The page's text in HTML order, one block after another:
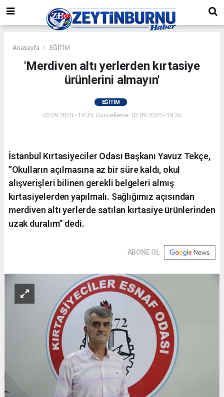
Anasayfa EĞİTİM
'Merdiven altı yerlerden kırtasiye
ürünlerini almayın'
EĞİTİM
03.09.2020 - 19:35, Güncelleme: 03.09.2020 - 19:35
İstanbul Kırtasiyeciler Odası Başkanı Yavuz Tekçe,
’’Okulların açılmasına az bir süre kaldı, okul
alışverişleri bilinen gerekli belgeleri almış
kırtasiyelerden yapılmalı. Sağlığımız açısından
merdiven altı yerlerde satılan kırtasiye ürünlerinden
uzak duralım” dedi.
ABONE OL